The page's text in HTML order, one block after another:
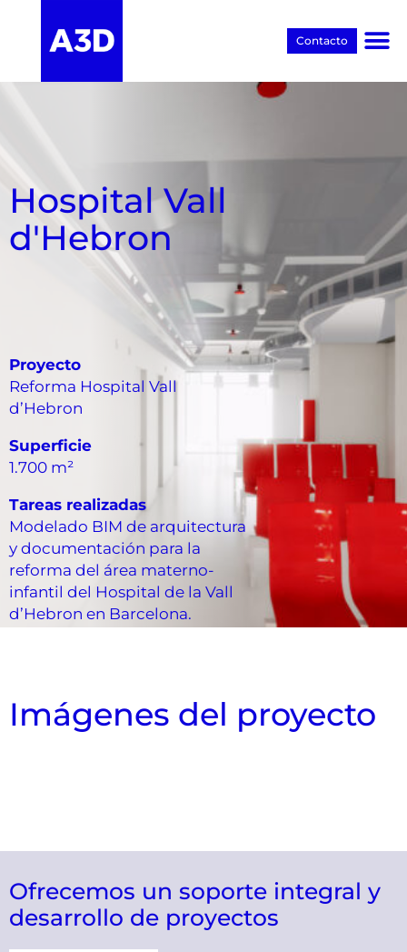
Contacto
Hospital Vall
d'Hebron
Proyecto
Reforma Hospital Vall
d’Hebron
Superficie
1.700 m²
Tareas realizadas
Modelado BIM de arquitectura
y documentación para la
reforma del área materno-
infantil del Hospital de la Vall
d’Hebron en Barcelona.
Imágenes del proyecto
Ofrecemos un soporte integral y
desarrollo de proyectos